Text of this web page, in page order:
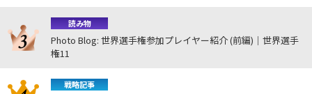
読み物
Photo Blog: 世界選手権参加プレイヤー紹介 (前編)｜世界選手
権11
戦略記事